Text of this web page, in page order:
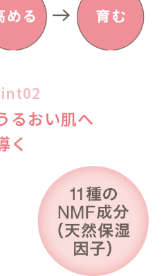
カサつきや肌荒
肌がゆらぎやす
うるおいが肌に
乾燥しやすいベ
妊娠中・産後で
スキンケアが